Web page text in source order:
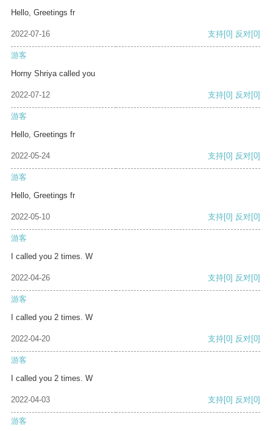
Hello, Greetings fr
2022-07-16 支持[0] 反对[0]
游客
Horny Shriya called you
2022-07-12 支持[0] 反对[0]
游客
Hello, Greetings fr
2022-05-24 支持[0] 反对[0]
游客
Hello, Greetings fr
2022-05-10 支持[0] 反对[0]
游客
I called you 2 times. W
2022-04-26 支持[0] 反对[0]
游客
I called you 2 times. W
2022-04-20 支持[0] 反对[0]
游客
I called you 2 times. W
2022-04-03 支持[0] 反对[0]
游客